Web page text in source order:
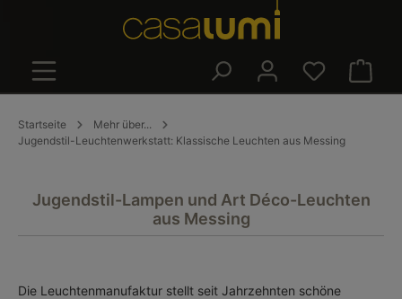
Startseite
Mehr über...
Jugendstil-Leuchtenwerkstatt: Klassische Leuchten aus Messing
Jugendstil-Lampen und Art Déco-Leuchten
aus Messing
Die Leuchtenmanufaktur stellt seit Jahrzehnten schöne